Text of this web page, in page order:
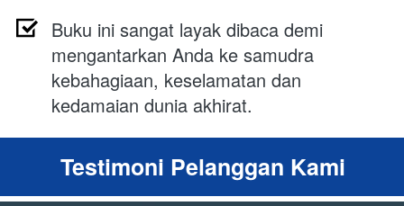
Buku ini sangat layak dibaca demi
mengantarkan Anda ke samudra
kebahagiaan, keselamatan dan
kedamaian dunia akhirat.
Testimoni Pelanggan Kami